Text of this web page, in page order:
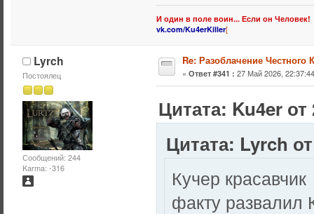
И один в поле воин... Если он Человек!
vk.com/Ku4erKiller[
Lyrch
Постоялец
Сообщений: 244
Karma: -316
Re: Разоблачение Честного
« Ответ #341 : 27 Май 2026,
Цитата: Ku4er
Цитата: Lyrch
Кучер
факту